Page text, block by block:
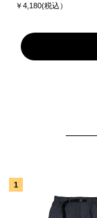
￥4,180(税込）